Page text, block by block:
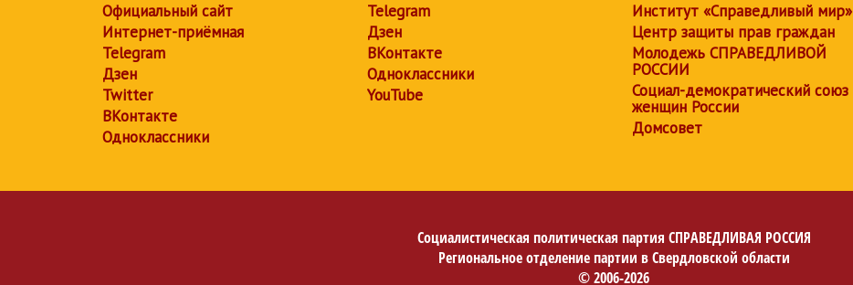
Официальный сайт
Интернет-приёмная
Telegram
Дзен
Twitter
ВКонтакте
Одноклассники
Telegram
Дзен
ВКонтакте
Одноклассники
YouTube
Институт «Справедливый мир»
Центр защиты прав граждан
Молодежь СПРАВЕДЛИВОЙ
РОССИИ
Социал-демократический союз
женщин России
Домсовет
Социалистическая политическая партия СПРАВЕДЛИВАЯ РОССИЯ
Региональное отделение партии в Свердловской области
© 2006-2026